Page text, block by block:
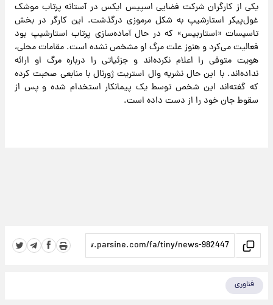
یکی از کارگران شرکت فضایی اسپیس ایکس در آستانه پرتاب موشک
غول‌پیکر استارشیپ به شکل مرموزی درگذشت. این کارگر در بخش
تاسیسات «استاربیس» که در حال آماده‌سازی‌ پرتاب استارشیپ بود
فعالیت می‌کرد و هنوز علت مرگ او مشخص نشده است. مقامات محلی،
هویت متوفی را اعلام نکرده‌اند و جزئیاتی را درباره مرگ او ارائه
نداده‌اند. با این حال نشریه وال استریت ژورنال با منابعی صحبت کرده
که گفته‌اند این شخص توسط یک پیمانکار استخدام شده و پس از
سقوط جان خود را از دست داده است.
فناوری